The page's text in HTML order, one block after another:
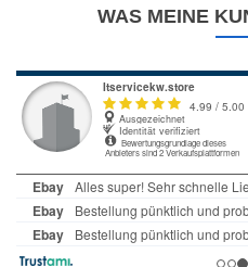
WAS MEINE